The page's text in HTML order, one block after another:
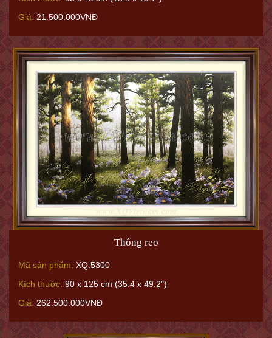
Giá: 21.500.000VNĐ
Thông reo
Mã sản phẩm: XQ.5300
Kích thước: 90 x 125 cm (35.4 x 49.2")
Giá: 262.500.000VNĐ